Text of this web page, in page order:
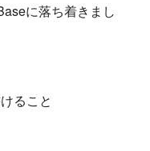
に落ち着きまし
ること